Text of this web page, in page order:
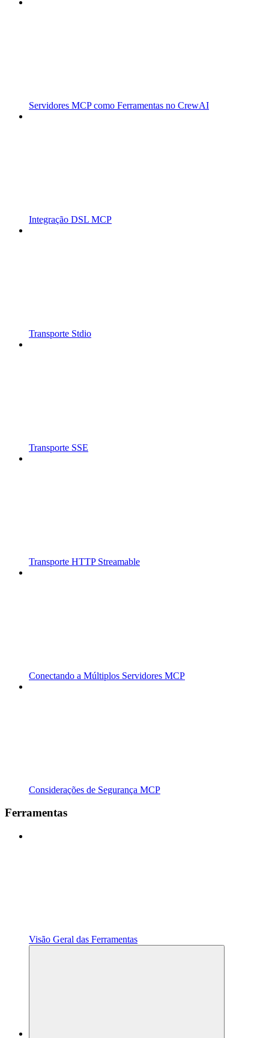
Servidores MCP como Ferramentas no CrewAI
Integração DSL MCP
Transporte Stdio
Transporte SSE
Transporte HTTP Streamable
Conectando a Múltiplos Servidores MCP
Considerações de Segurança MCP
Ferramentas
Visão Geral das Ferramentas